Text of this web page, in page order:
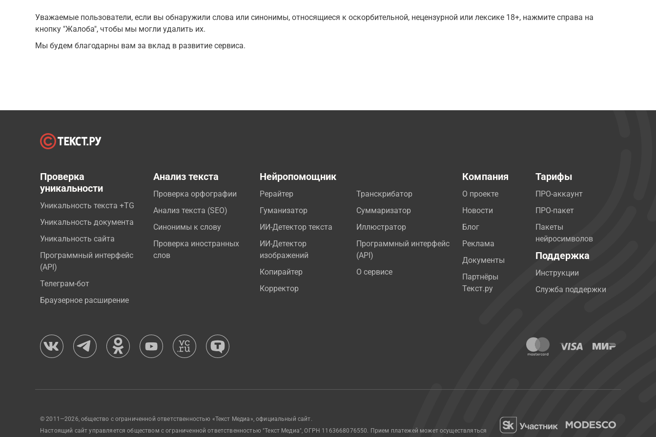
Уважаемые пользователи, если вы обнаружили слова или синонимы, относящиеся к оскорбительной, нецензурной или лексике 18+, нажмите справа на
кнопку "Жалоба", чтобы мы могли удалить их.
Мы будем благодарны вам за вклад в развитие сервиса.
Проверка
уникальности
Уникальность текста +TG
Уникальность документа
Уникальность сайта
Программный интерфейс
(API)
Телеграм-бот
Браузерное расширение
Анализ текста
Проверка орфографии
Анализ текста (SEO)
Синонимы к слову
Проверка иностранных
слов
Нейропомощник
Рерайтер
Гуманизатор
ИИ-Детектор текста
ИИ-Детектор
изображений
Копирайтер
Корректор
Транскрибатор
Суммаризатор
Иллюстратор
Программный интерфейс
(API)
О сервисе
Компания
О проекте
Новости
Блог
Реклама
Документы
Партнёры
Текст.ру
Тарифы
ПРО-аккаунт
ПРО-пакет
Пакеты
нейросимволов
Поддержка
Инструкции
Служба поддержки
© 2011—2026, общество с ограниченной ответственностью «Текст Медиа», официальный сайт.
Настоящий сайт управляется обществом с ограниченной ответственностью "Текст Медиа", ОГРН 1163668076550. Прием платежей может осуществляться